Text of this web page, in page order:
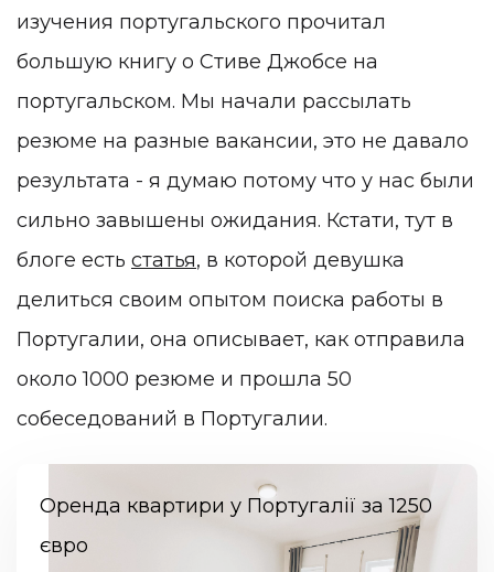
изучения португальского прочитал
большую книгу о Стиве Джобсе на
португальском. Мы начали рассылать
резюме на разные вакансии, это не давало
результата - я думаю потому что у нас были
сильно завышены ожидания. Кстати, тут в
блоге есть статья, в которой девушка
делиться своим опытом поиска работы в
Португалии, она описывает, как отправила
около 1000 резюме и прошла 50
собеседований в Португалии.
Оренда квартири у Португалії за 1250
євро